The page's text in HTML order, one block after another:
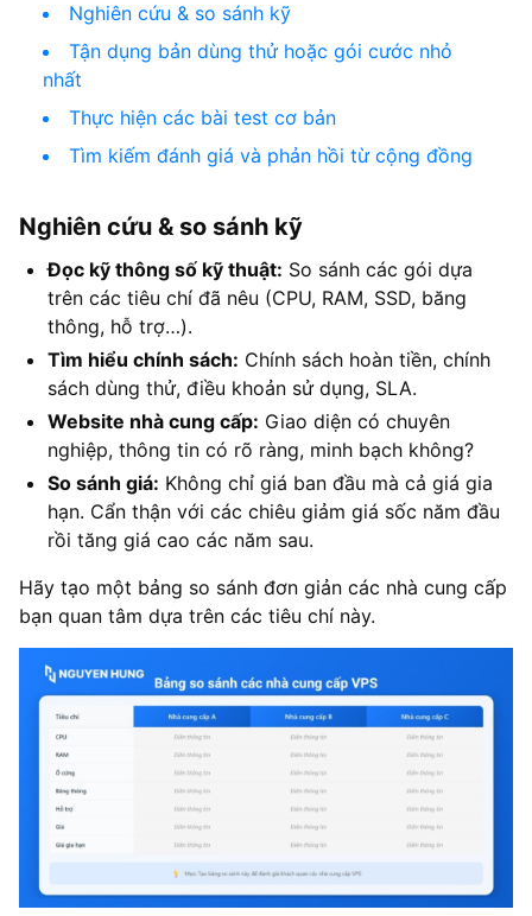
Nghiên cứu & so sánh kỹ
Tận dụng bản dùng thử hoặc gói cước nhỏ
nhất
Thực hiện các bài test cơ bản
Tìm kiếm đánh giá và phản hồi từ cộng đồng
Nghiên cứu & so sánh kỹ
Đọc kỹ thông số kỹ thuật: So sánh các gói dựa
trên các tiêu chí đã nêu (CPU, RAM, SSD, băng
thông, hỗ trợ…).
Tìm hiểu chính sách: Chính sách hoàn tiền, chính
sách dùng thử, điều khoản sử dụng, SLA.
Website nhà cung cấp: Giao diện có chuyên
nghiệp, thông tin có rõ ràng, minh bạch không?
So sánh giá: Không chỉ giá ban đầu mà cả giá gia
hạn. Cẩn thận với các chiêu giảm giá sốc năm đầu
rồi tăng giá cao các năm sau.
Hãy tạo một bảng so sánh đơn giản các nhà cung cấp
bạn quan tâm dựa trên các tiêu chí này.